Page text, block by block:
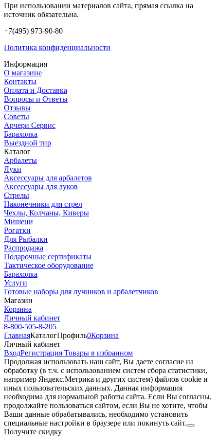
При использовании материалов сайта, прямая ссылка на
источник обязательна.
+7(495) 973-90-80
Политика конфиденциальности
Информация
О магазине
Контакты
Оплата и Доставка
Вопросы и Ответы
Отзывы
Советы
Арчери Сервис
Барахолка
Выездной тир
Каталог
Арбалеты
Луки
Аксессуары для арбалетов
Аксессуары для луков
Стрелы
Наконечники для стрел
Чехлы, Колчаны, Киверы
Мишени
Рогатки
Для Рыбалки
Распродажа
Подарочные сертификаты
Тактическое оборудование
Барахолка
Услуги
Готовые наборы для лучников и арбалетчиков
Магазин
Корзина
Личный кабинет
8-800-505-8-205
ГлавнаяКаталогПрофиль0Корзина
Личный кабинет
ВходРегистрация Товары в избранном
Продолжая использовать наш cайт, Вы даете согласие на
обработку (в т.ч. с использованием систем сбора статистики,
например Яндекс.Метрика и других систем) файлов cookie и
иных пользовательских данных. Данная информация
необходима для нормальной работы сайта. Если Вы согласны,
продолжайте пользоваться сайтом, если Вы не хотите, чтобы
Ваши данные обрабатывались, необходимо установить
специальные настройки в браузере или покинуть сайт.
Получите скидку